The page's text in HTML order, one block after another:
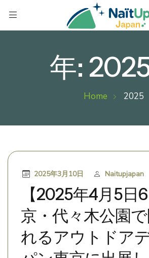
年:
Home 2025
【2025年4月5日
京・代々木公園
れるアウトドア
2025年3月10日 Naitupjapan